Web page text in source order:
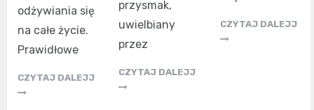
odżywiania się
na całe życie.
Prawidłowe
CZYTAJ DALEJJ
przysmak,
uwielbiany
przez
CZYTAJ DALEJJ
CZYTAJ DALEJJ